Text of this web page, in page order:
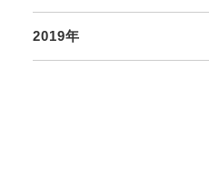
2019年